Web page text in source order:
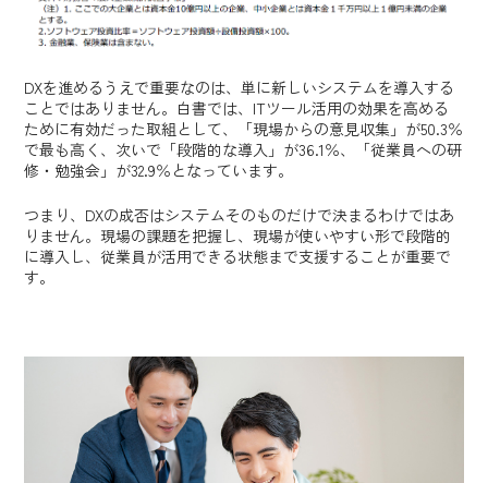
DXを進めるうえで重要なのは、単に新しいシステムを導入する
ことではありません。白書では、ITツール活用の効果を高める
ために有効だった取組として、「現場からの意見収集」が50.3％
で最も高く、次いで「段階的な導入」が36.1％、「従業員への研
修・勉強会」が32.9％となっています。
つまり、DXの成否はシステムそのものだけで決まるわけではあ
りません。現場の課題を把握し、現場が使いやすい形で段階的
に導入し、従業員が活用できる状態まで支援することが重要で
す。